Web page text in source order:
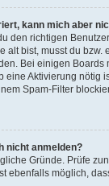
kann mich aber
den richtigen
alt bist, musst du
Bei einigen
eine Aktivierung nötig
Spam-Filter
nicht anmelden?
Gründe. Prüfe
ebenfalls möglich,